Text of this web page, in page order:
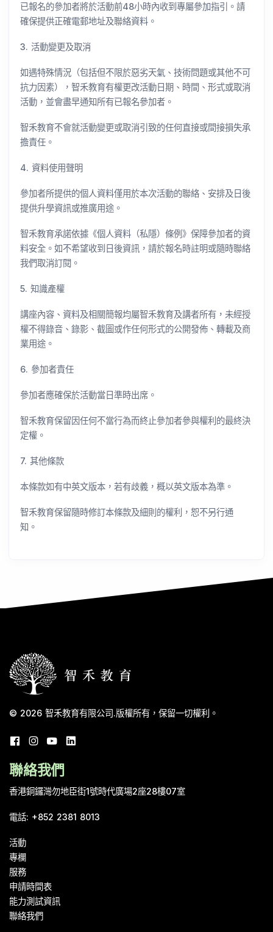
已報名的參加者將於活動前48小時內收到專屬參加指引。請
確保提供正確電郵地址及聯絡資料。
3. 活動變更及取消
如遇特殊情況（包括但不限於惡劣天氣、技術問題或其他不可
抗力因素），智禾教育有權更改活動日期、時間、形式或取消
活動，並會盡早通知所有已報名參加者。
智禾教育不會就活動變更或取消引致的任何直接或間接損失承
擔責任。
4. 資料使用聲明
參加者所提供的個人資料僅用於本次活動的聯絡、安排及日後
提供升學資訊或推廣用途。
智禾教育承諾依據《個人資料（私隱）條例》保障參加者的資
料安全。如不希望收到日後資訊，請於報名時註明或隨時聯絡
我們取消訂閱。
5. 知識產權
講座內容、資料及相關簡報均屬智禾教育及講者所有，未經授
權不得錄音、錄影、截圖或作任何形式的公開發佈、轉載及商
業用途。
6. 參加者責任
參加者應確保於活動當日準時出席。
智禾教育保留因任何不當行為而終止參加者參與權利的最終決
定權。
7. 其他條款
本條款如有中英文版本，若有歧義，概以英文版本為準。
智禾教育保留隨時修訂本條款及細則的權利，恕不另行通
知。
© 2026 智禾教育有限公司.版權所有，保留一切權利。
聯絡我們
香港銅鑼灣勿地臣街1號時代廣場2座28樓07室
電話: +852 2381 8013
活動
專欄
服務
申請時間表
能力測試資訊
聯絡我們